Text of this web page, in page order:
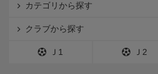
カテゴリから探す
クラブから探す
Ｊ1 Ｊ2